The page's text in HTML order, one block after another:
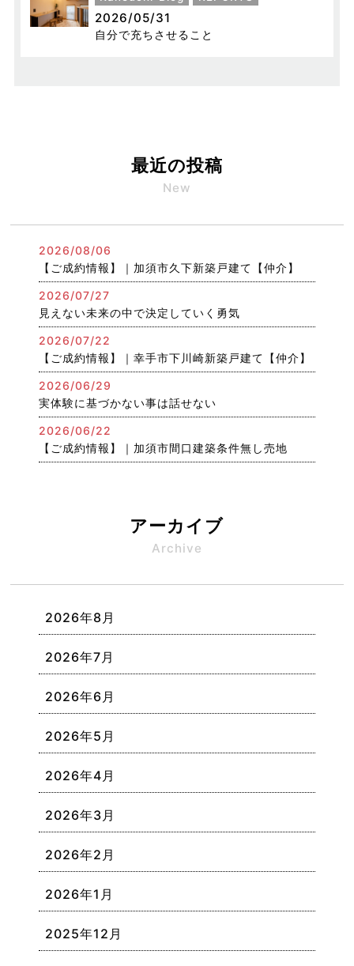
2026/05/31
自分で充ちさせること
最近の投稿
New
2026/08/06
【ご成約情報】｜加須市久下新築戸建て【仲介】
2026/07/27
見えない未来の中で決定していく勇気
2026/07/22
【ご成約情報】｜幸手市下川崎新築戸建て【仲介】
2026/06/29
実体験に基づかない事は話せない
2026/06/22
【ご成約情報】｜加須市間口建築条件無し売地
アーカイブ
Archive
2026年8月
2026年7月
2026年6月
2026年5月
2026年4月
2026年3月
2026年2月
2026年1月
2025年12月